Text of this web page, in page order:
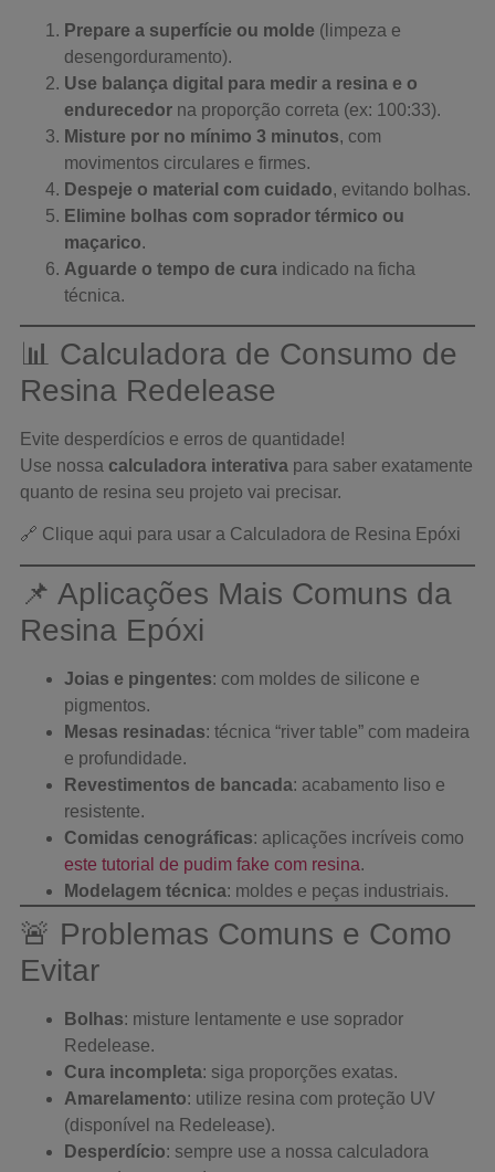
Prepare a superfície ou molde (limpeza e
desengorduramento).
Use balança digital para medir a resina e o
endurecedorna proporção correta (ex: 100:33).
Misture por no mínimo 3 minutos, com
movimentos circulares e firmes.
Despeje o material com cuidado, evitando bolhas.
Elimine bolhas com soprador térmico ou
maçarico.
Aguarde o tempo de curaindicado na ficha
técnica.
📊 Calculadora de Consumo de
Resina Redelease
Evite desperdícios e erros de quantidade!
Use nossa calculadora interativapara saber exatamente
quanto de resina seu projeto vai precisar.
🔗 Clique aqui para usar a Calculadora de Resina Epóxi
📌 Aplicações Mais Comuns da
Resina Epóxi
Joias e pingentes: com moldes de silicone e
pigmentos.
Mesas resinadas: técnica “river table” com madeira
e profundidade.
Revestimentos de bancada: acabamento liso e
resistente.
Comidas cenográficas: aplicações incríveis como
este tutorial de pudim fake com resina.
Modelagem técnica: moldes e peças industriais.
🚨 Problemas Comuns e Como
Evitar
Bolhas: misture lentamente e use soprador
Redelease.
Cura incompleta: siga proporções exatas.
Amarelamento: utilize resina com proteção UV
(disponível na Redelease).
Desperdício: sempre use a nossa calculadora